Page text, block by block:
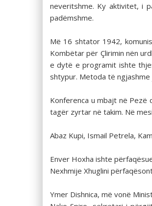
neveritshme. Ky aktivitet, i
padëmshme.
Më 16 shtator 1942,
Kombëtar për Çlirimin nën
e dytë e programit ishte
shtypur. Metoda të ngjashme
Konferenca u mbajt në Pezë
tagër zyrtar në takim. Në
Abaz Kupi, Ismail Petrela,
Enver Hoxha ishte
Nexhmije Xhuglini
Ymer Dishnica, më vonë